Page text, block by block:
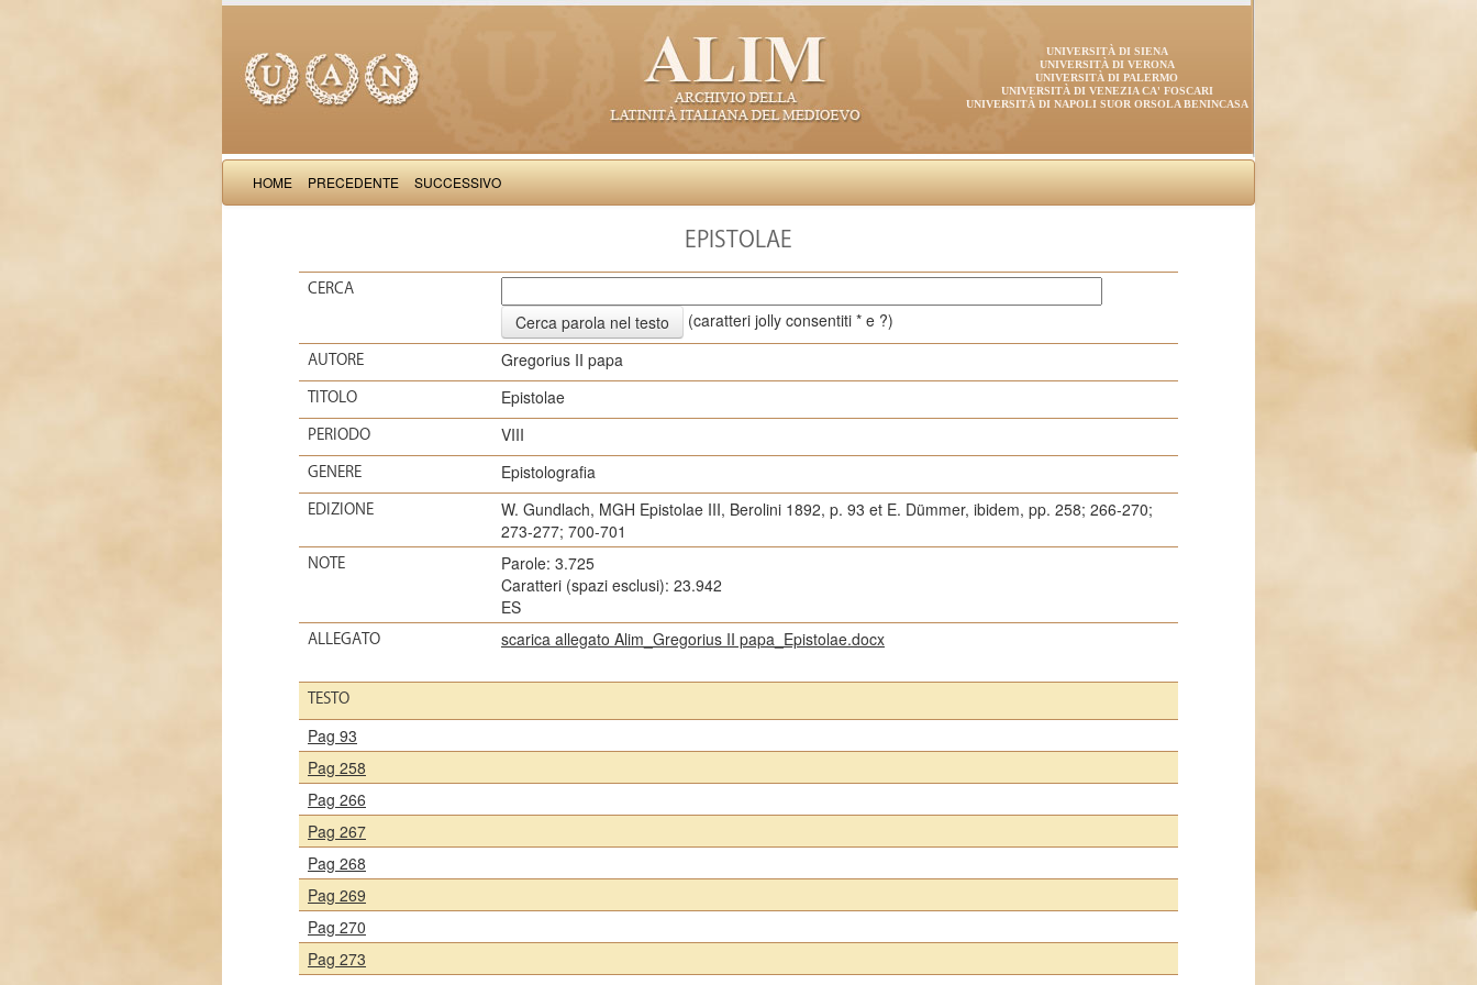
UNIVERSITÀ DI SIENA
UNIVERSITÀ DI VERONA
UNIVERSITÀ DI PALERMO
UNIVERSITÀ DI VENEZIA CA' FOSCARI
UNIVERSITÀ DI NAPOLI SUOR ORSOLA BENINCASA
HOME PRECEDENTE SUCCESSIVO
EPISTOLAE
CERCA
(caratteri jolly consentiti * e ?)
AUTORE Gregorius II papa
TITOLO Epistolae
PERIODO VIII
GENERE Epistolografia
EDIZIONE
W. Gundlach, MGH Epistolae III, Berolini 1892, p. 93 et E. Dümmer, ibidem, pp. 258; 266-270;
273-277; 700-701
NOTE
Parole: 3.725
Caratteri (spazi esclusi): 23.942
ES
ALLEGATO scarica allegato Alim_Gregorius II papa_Epistolae.docx
TESTO
Pag 93
Pag 258
Pag 266
Pag 267
Pag 268
Pag 269
Pag 270
Pag 273